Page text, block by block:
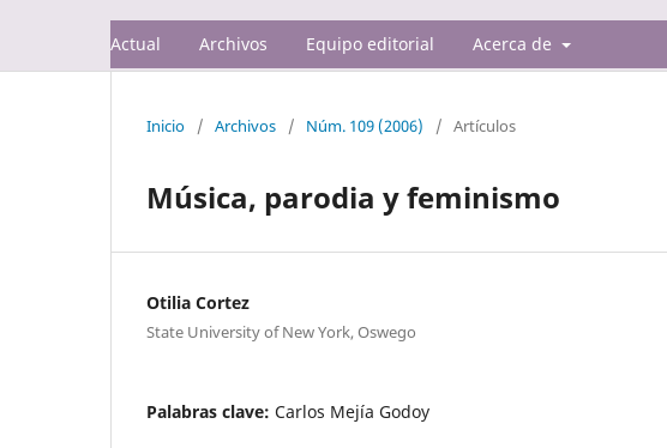
Actual Archivos Equipo editorial Acerca de
Inicio / Archivos / Núm. 109 (2006) / Artículos
Música, parodia y feminismo
Otilia Cortez
State University of New York, Oswego
Palabras clave: Carlos Mejía Godoy